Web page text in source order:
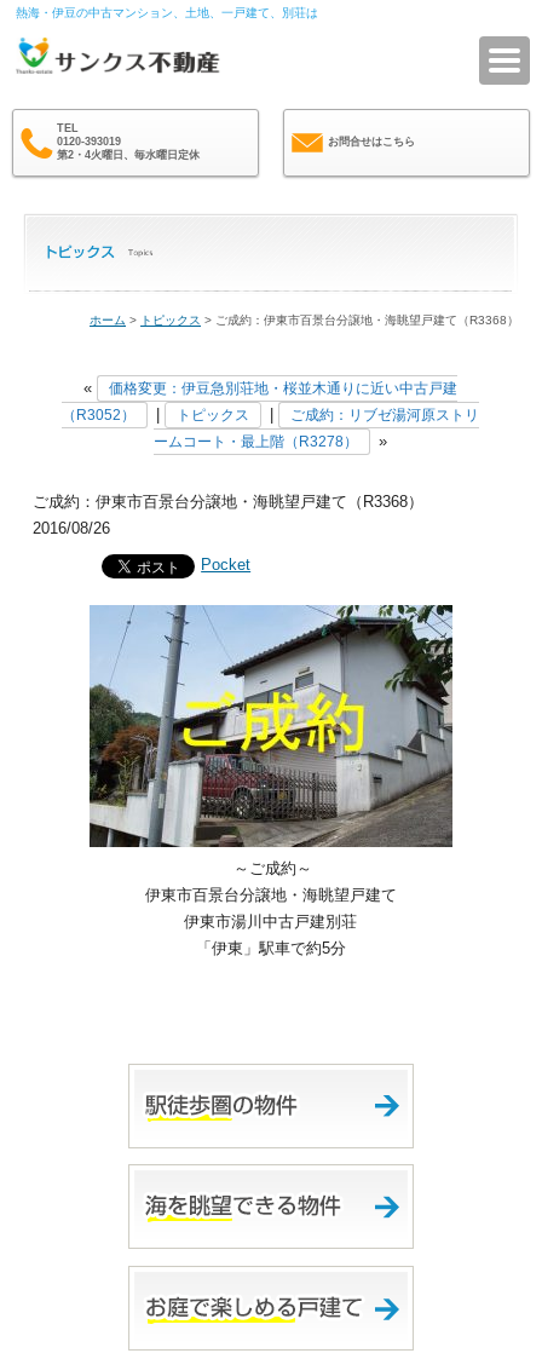
熱海・伊豆の中古マンション、土地、一戸建て、別荘は
TEL
0120-393019
第2・4火曜日、毎水曜日定休
お問合せはこちら
ホーム > トピックス > ご成約：伊東市百景台分譲地・海眺望戸建て（R3368）
«
価格変更：伊豆急別荘地・桜並木通りに近い中古戸建
（R3052）
トピックス
ご成約：リブゼ湯河原ストリ
ームコート・最上階（R3278）
»
ご成約：伊東市百景台分譲地・海眺望戸建て（R3368）
2016/08/26
Pocket
～ご成約～
伊東市百景台分譲地・海眺望戸建て
伊東市湯川中古戸建別荘
「伊東」駅車で約5分